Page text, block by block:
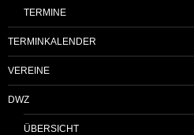
TERMINE
TERMINKALENDER
VEREINE
DWZ
ÜBERSICHT